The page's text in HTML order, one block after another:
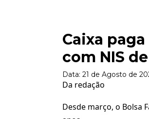
Caixa
com NIS
Data: 21 de Agosto de
Da redação
Desde março, o Bolsa